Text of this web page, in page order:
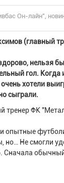
Он-лайн",
(главный
нельзя
гол. Когда
хотели
сыграли.
тренер ФК
опытные
но… Не смогли
Сначала